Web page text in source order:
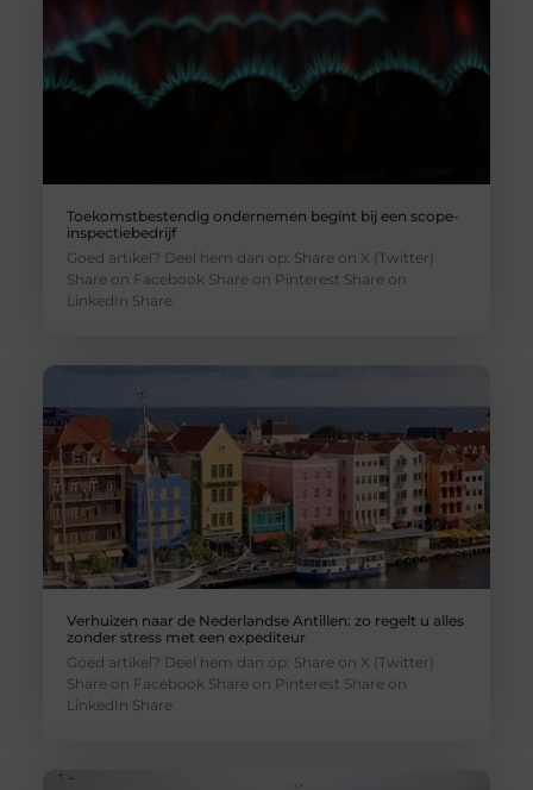
Toekomstbestendig ondernemen begint bij een scope-
inspectiebedrijf
Goed artikel? Deel hem dan op: Share on X (Twitter)
Share on Facebook Share on Pinterest Share on
LinkedIn Share
Verhuizen naar de Nederlandse Antillen: zo regelt u alles
zonder stress met een expediteur
Goed artikel? Deel hem dan op: Share on X (Twitter)
Share on Facebook Share on Pinterest Share on
LinkedIn Share